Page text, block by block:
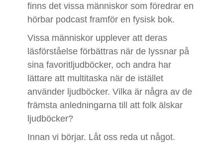
finns det vissa människor som föredrar en
hörbar podcast framför en fysisk bok.
Vissa människor upplever att deras
läsförståelse förbättras när de lyssnar på
sina favoritljudböcker, och andra har
lättare att multitaska när de istället
använder ljudböcker. Vilka är några av de
främsta anledningarna till att folk älskar
ljudböcker?
Innan vi börjar. Låt oss reda ut något.